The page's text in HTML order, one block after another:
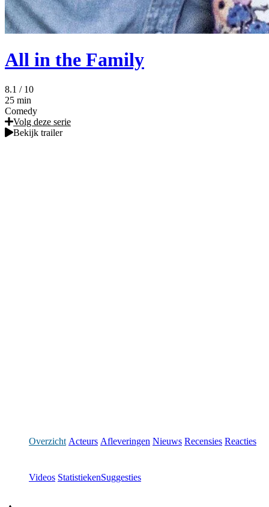
All in the Family
8.1 / 10
25 min
Comedy
Volg deze serie
Bekijk trailer
Overzicht Acteurs Afleveringen Nieuws Recensies Reacties
Videos StatistiekenSuggesties